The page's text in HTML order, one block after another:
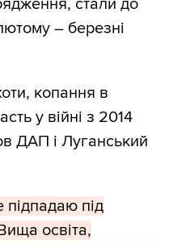
стали до
– березні
копання в
у війні з 2014
ДАП і Луганський
під
освіта,